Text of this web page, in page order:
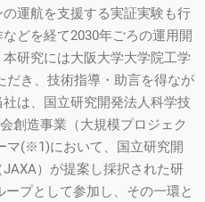
運航を支援する実証実験も行
どを経て2030年ごろの運用開
研究には大阪大学大学院工学
だき、技術指導・助言を得なが
は、国立研究開発法人科学技
創造事業（大規模プロジェク
マ(※1)において、国立研究開
）が提案し採択された研
プとして参加し、その一環と